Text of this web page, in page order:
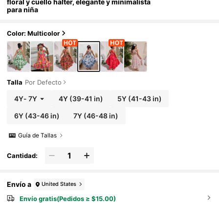
floral y cuello halter, elegante y minimalista
para niña
Color: Multicolor
Talla Por Defecto
4Y- 7Y 4Y (39-41 in) 5Y (41-43 in)
6Y(43-46 in) 7Y (46-48 in)
Guía de Tallas
Cantidad:
Envío a United States
Envío gratis(Pedidos ≥ $15.00)